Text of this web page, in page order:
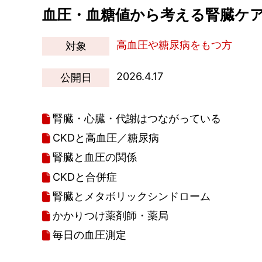
血圧・血糖値から考える腎臓ケ
対象 高血圧や糖尿病をもつ方
公開日 2026.4.17
腎臓・心臓・代謝はつながっている
CKDと高血圧／糖尿病
腎臓と血圧の関係
CKDと合併症
腎臓とメタボリックシンドローム
かかりつけ薬剤師・薬局
毎日の血圧測定